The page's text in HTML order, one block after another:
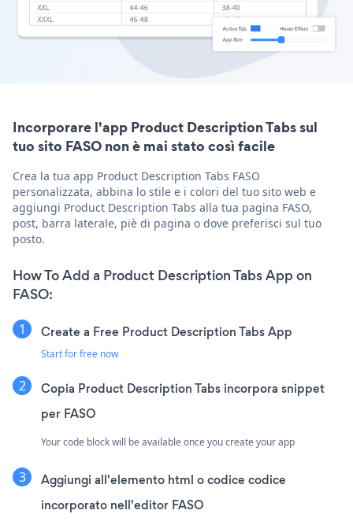
Incorporare l'app Product Description Tabs sul
tuo sito FASO non è mai stato così facile
Crea la tua app Product Description Tabs FASO
personalizzata, abbina lo stile e i colori del tuo sito web e
aggiungi Product Description Tabs alla tua pagina FASO,
post, barra laterale, piè di pagina o dove preferisci sul tuo
posto.
How To Add a Product Description Tabs App on
FASO:
Create a Free Product Description Tabs App
Start for free now
Copia Product Description Tabs incorpora snippet
per FASO
Your code block will be available once you create your app
Aggiungi all'elemento html o codice codice
incorporato nell'editor FASO